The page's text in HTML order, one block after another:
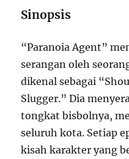
Sinopsis
“Paranoia Agent”
serangan oleh
dikenal sebagai
Slugger.” Dia
tongkat bisbolnya,
seluruh kota. Setiap
kisah karakter yang